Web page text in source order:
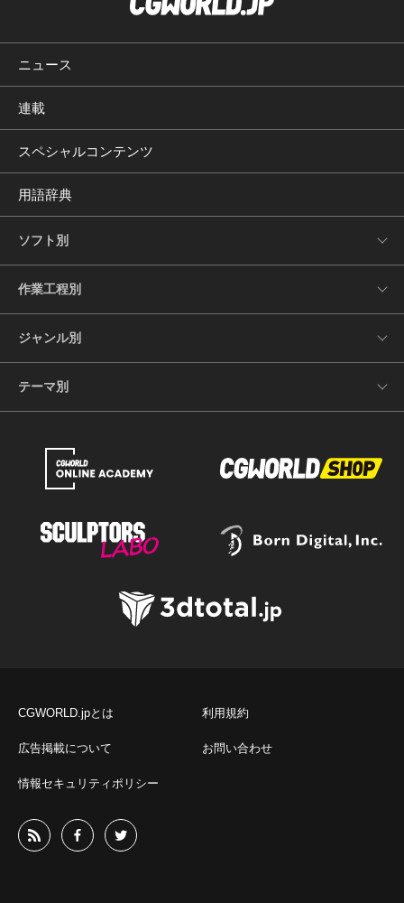
ニュース
連載
スペシャルコンテンツ
用語辞典
ソフト別
作業工程別
ジャンル別
テーマ別
CGWORLD.jpとは 利用規約
広告掲載について お問い合わせ
情報セキュリティポリシー